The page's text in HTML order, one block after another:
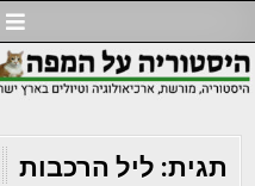
to
content
תגית: ליל הרכבות